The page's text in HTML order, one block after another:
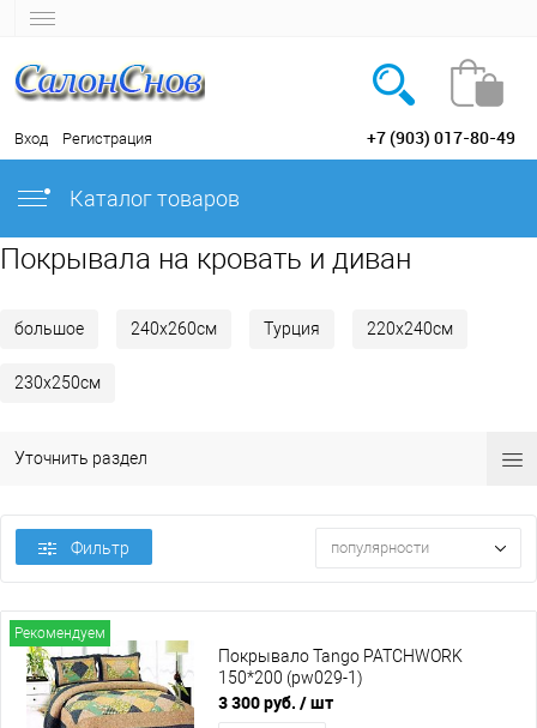
Вход Регистрация +7 (903) 017-80-49
Каталог товаров
Покрывала на кровать и диван
большое 240х260см Турция 220х240см
230х250см
Уточнить раздел
Фильтр популярности
Рекомендуем
Покрывало Tango PATCHWORK
150*200 (pw029-1)
3 300 руб. / шт